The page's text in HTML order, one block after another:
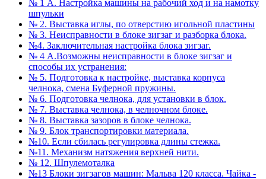
№ 1 А. Настройка машины на рабочий ход и на намотку
шпульки
№ 2. Выставка иглы, по отверстию игольной пластины
№ 3. Неисправности в блоке зигзаг и разборка блока.
№4. Заключительная настройка блока зигзаг.
№ 4 А.Возможны неисправности в блоке зигзаг и
способы их устранения:
№ 5. Подготовка к настройке, выставка корпуса
челнока, смена Буферной пружины.
№ 6. Подготовка челнока, для установки в блок.
№ 7. Выставка челнока, в челночном блоке.
№ 8. Выставка зазоров в блоке челнока.
№ 9. Блок транспортировки материала.
№10. Если сбилась регулировка длины стежка.
№11. Механизм натяжения верхней нити.
№ 12. Шпулемоталка
№13 Блоки зигзагов машин: Мальва 120 класса. Чайка -